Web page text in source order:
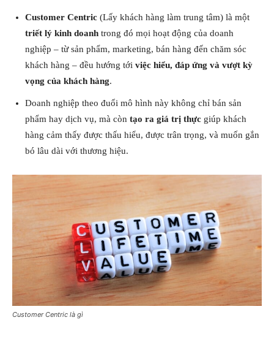
Customer Centric (Lấy khách hàng làm trung tâm) là một
triết lý kinh doanh trong đó mọi hoạt động của doanh
nghiệp – từ sản phẩm, marketing, bán hàng đến chăm sóc
khách hàng – đều hướng tới việc hiểu, đáp ứng và vượt kỳ
vọng của khách hàng.
Doanh nghiệp theo đuổi mô hình này không chỉ bán sản
phẩm hay dịch vụ, mà còn tạo ra giá trị thực giúp khách
hàng cảm thấy được thấu hiểu, được trân trọng, và muốn gắn
bó lâu dài với thương hiệu.
Customer Centric là gì